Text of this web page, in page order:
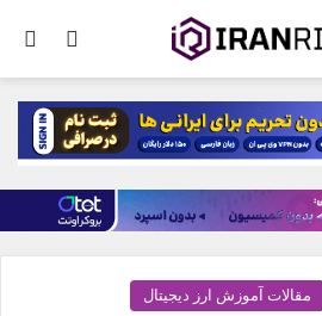
تغییر
مقالات آموزش ارز دیجیتال